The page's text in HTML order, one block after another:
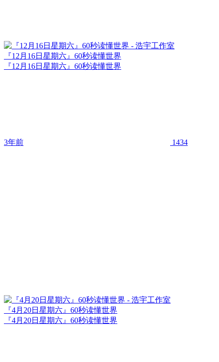
『12月16日星期六』60秒读懂世界
『12月16日星期六』60秒读懂世界
3年前 1434
『4月20日星期六』60秒读懂世界
『4月20日星期六』60秒读懂世界